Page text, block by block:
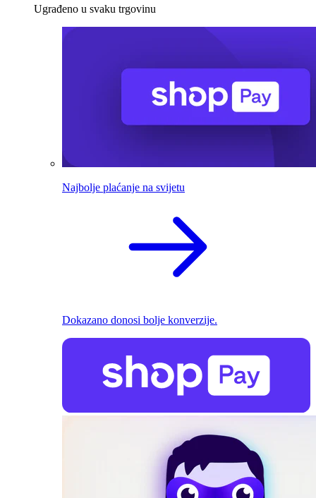
Ugrađeno u svaku trgovinu
Najbolje plaćanje na svijetu
Dokazano donosi bolje konverzije.